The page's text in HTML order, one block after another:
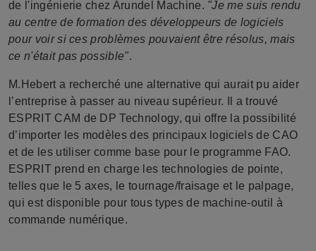
de l'ingénierie chez Arundel Machine. "Je me suis rendu
au centre de formation des développeurs de logiciels
pour voir si ces problèmes pouvaient être résolus, mais
ce n'était pas possible".
M.Hebert a recherché une alternative qui aurait pu aider
l’entreprise à passer au niveau supérieur. Il a trouvé
ESPRIT CAM de DP Technology, qui offre la possibilité
d’importer les modèles des principaux logiciels de CAO
et de les utiliser comme base pour le programme FAO.
ESPRIT prend en charge les technologies de pointe,
telles que le 5 axes, le tournage/fraisage et le palpage,
qui est disponible pour tous types de machine-outil à
commande numérique.